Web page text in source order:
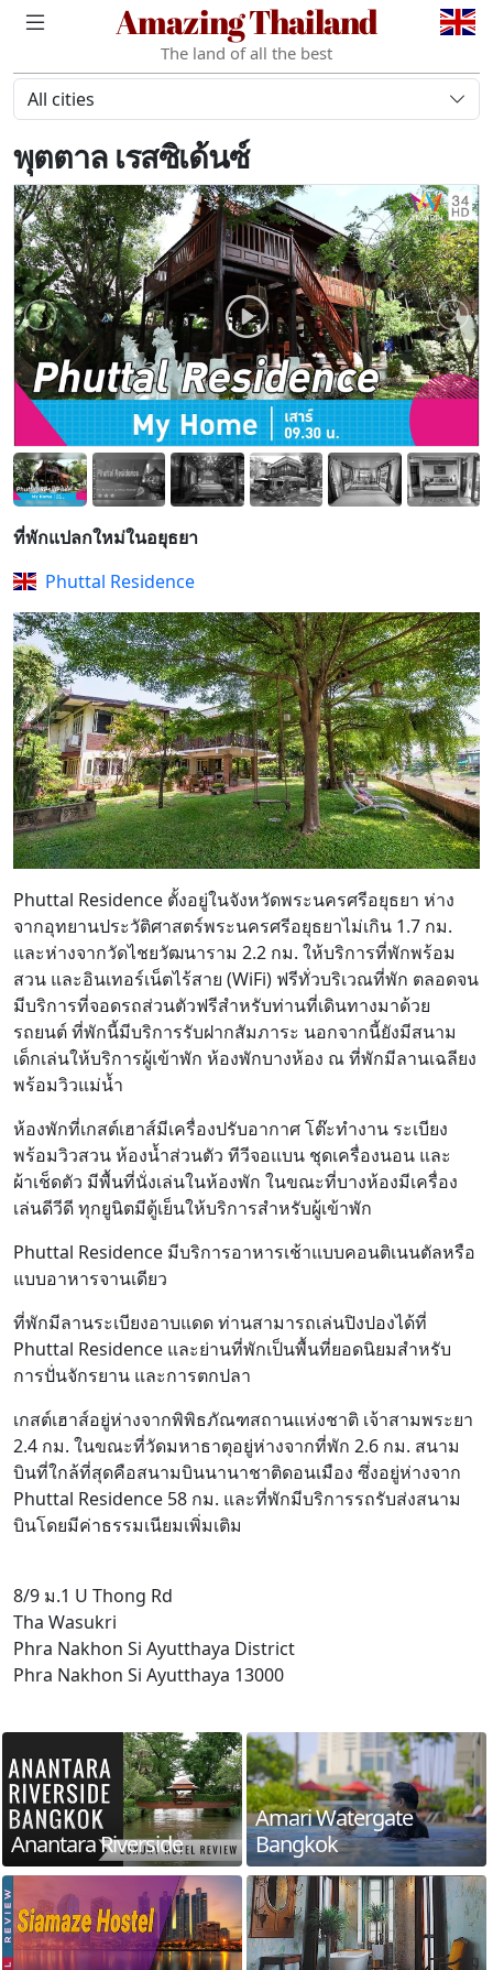
Amazing Thailand
The land of all the best
All cities
พุตตาล เรสซิเด้นซ์
ที่พักแปลกใหม่ในอยุธยา
Phuttal Residence
Phuttal Residence ตั้งอยู่ในจังหวัดพระนครศรีอยุธยา ห่าง
จากอุทยานประวัติศาสตร์พระนครศรีอยุธยาไม่เกิน 1.7 กม.
และห่างจากวัดไชยวัฒนาราม 2.2 กม. ให้บริการที่พักพร้อม
สวน และอินเทอร์เน็ตไร้สาย (WiFi) ฟรีทั่วบริเวณที่พัก ตลอดจน
มีบริการที่จอดรถส่วนตัวฟรีสำหรับท่านที่เดินทางมาด้วย
รถยนต์ ที่พักนี้มีบริการรับฝากสัมภาระ นอกจากนี้ยังมีสนาม
เด็กเล่นให้บริการผู้เข้าพัก ห้องพักบางห้อง ณ ที่พักมีลานเฉลียง
พร้อมวิวแม่น้ำ
ห้องพักที่เกสต์เฮาส์มีเครื่องปรับอากาศ โต๊ะทำงาน ระเบียง
พร้อมวิวสวน ห้องน้ำส่วนตัว ทีวีจอแบน ชุดเครื่องนอน และ
ผ้าเช็ดตัว มีพื้นที่นั่งเล่นในห้องพัก ในขณะที่บางห้องมีเครื่อง
เล่นดีวีดี ทุกยูนิตมีตู้เย็นให้บริการสำหรับผู้เข้าพัก
Phuttal Residence มีบริการอาหารเช้าแบบคอนติเนนตัลหรือ
แบบอาหารจานเดียว
ที่พักมีลานระเบียงอาบแดด ท่านสามารถเล่นปิงปองได้ที่
Phuttal Residence และย่านที่พักเป็นพื้นที่ยอดนิยมสำหรับ
การปั่นจักรยาน และการตกปลา
เกสต์เฮาส์อยู่ห่างจากพิพิธภัณฑสถานแห่งชาติ เจ้าสามพระยา
2.4 กม. ในขณะที่วัดมหาธาตุอยู่ห่างจากที่พัก 2.6 กม. สนาม
บินที่ใกล้ที่สุดคือสนามบินนานาชาติดอนเมือง ซึ่งอยู่ห่างจาก
Phuttal Residence 58 กม. และที่พักมีบริการรถรับส่งสนาม
บินโดยมีค่าธรรมเนียมเพิ่มเติม
8/9 ม.1 U Thong Rd
Tha Wasukri
Phra Nakhon Si Ayutthaya District
Phra Nakhon Si Ayutthaya 13000
Anantara Riverside
Amari Watergate
Bangkok